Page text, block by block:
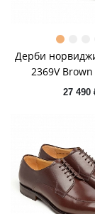
Дерби
2369V
27 490